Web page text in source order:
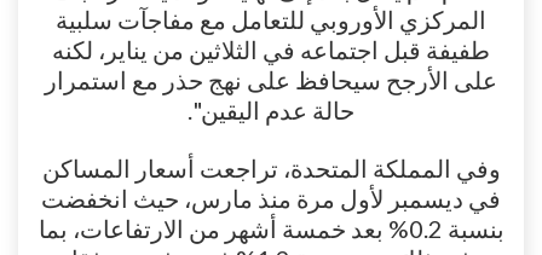
المركزي الأوروبي للتعامل مع مفاجآت سلبية
طفيفة قبل اجتماعه في الثلاثين من يناير، لكنه
على الأرجح سيحافظ على نهج حذر مع استمرار
حالة عدم اليقين".
وفي المملكة المتحدة، تراجعت أسعار المساكن
في ديسمبر لأول مرة منذ مارس، حيث انخفضت
بنسبة 0.2% بعد خمسة أشهر من الارتفاعات، بما